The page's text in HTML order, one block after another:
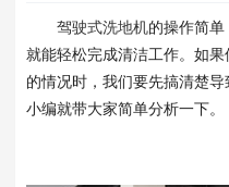
驾驶式洗地机的操作简单
就能轻松完成清洁工作。如
的情况时，我们要先搞清楚
小编就带大家简单分析一下。